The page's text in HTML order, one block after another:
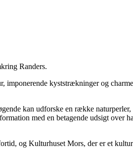
Randers.
kyststrækninger og
kan udforske en række naturperler,
med en betagende udsigt over
og Kulturhuset Mors, der er et